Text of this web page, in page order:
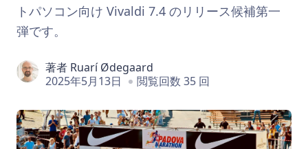
トパソコン向け Vivaldi 7.4 のリリース候補第一
弾です。
著者 Ruarí Ødegaard
2025年5月13日
閲覧回数 35 回